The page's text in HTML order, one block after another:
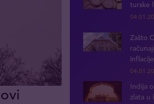
turske
Zašto
inflacije
Indija
zlata u